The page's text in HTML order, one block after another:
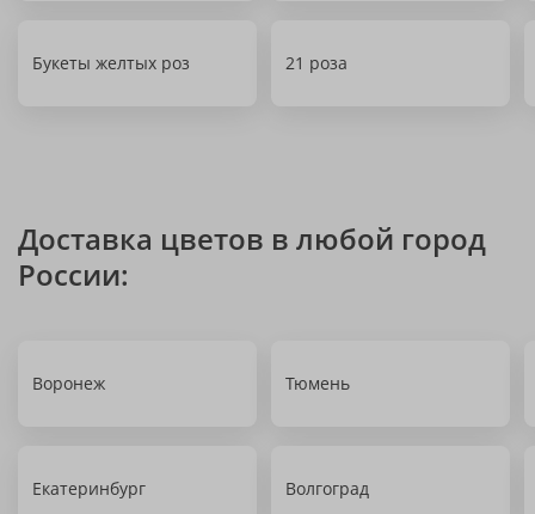
Букеты желтых роз 21 роза
Доставка цветов в любой город
России:
Воронеж Тюмень
Екатеринбург Волгоград